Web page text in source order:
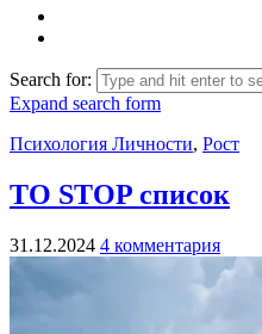
Search for:
Expand search form
Психология Личности, Рост
TO STOP список
31.12.2024 4 комментария